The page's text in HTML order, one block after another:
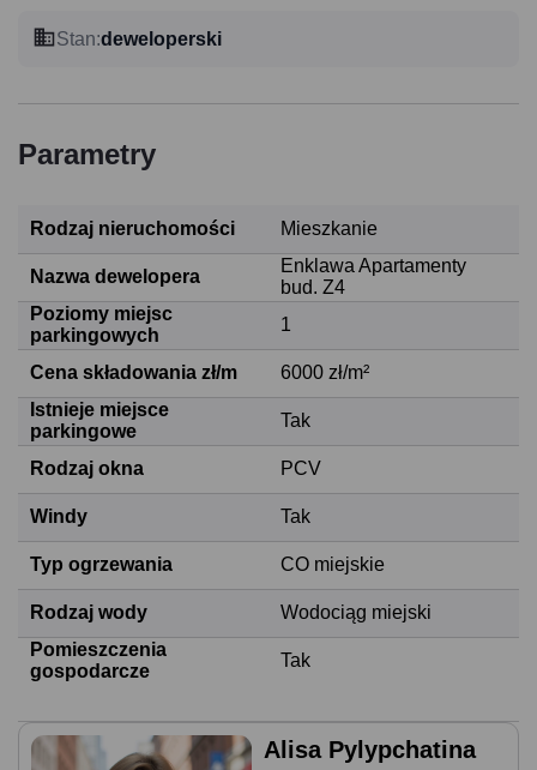
Stan:deweloperski
Parametry
Rodzaj nieruchomości Mieszkanie
Nazwa dewelopera
Enklawa Apartamenty
bud. Z4
Poziomy miejsc
parkingowych
1
Cena składowania zł/m
6000 zł/m²
Istnieje miejsce
parkingowe
Tak
Rodzaj okna PCV
Windy Tak
Typ ogrzewania CO miejskie
Rodzaj wody
Wodociąg miejski
Pomieszczenia
gospodarcze
Tak
Alisa Pylypchatina